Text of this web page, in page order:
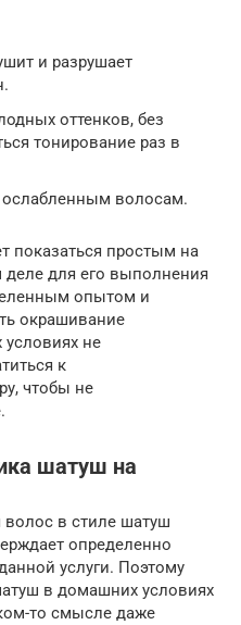
и разрушает
оттенков, без
тонирование раз в
ослабленным волосам.
показаться простым на
для его выполнения
опытом и
окрашивание
не
к
чтобы не
шатуш на
волос в стиле шатуш
определенно
услуги. Поэтому
в домашних условиях
то смысле даже